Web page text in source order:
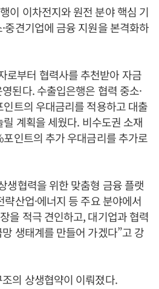
이 이차전지와 원전 분야 핵심 기
중견기업에 금융 지원을 본격화하
로부터 협력사를 추천받아 자금
된다. 수출입은행은 협력 중소·
트의 우대금리를 적용하고 대출
계획을 세웠다. 비수도권 소재
인트의 추가 우대금리를 추가로
생협력을 위한 맞춤형 금융 플랫
산업·에너지 등 주요 분야에서
을 적극 견인하고, 대기업과 협력
생태계를 만들어 가겠다”고 강
의 상생협약이 이뤄졌다.